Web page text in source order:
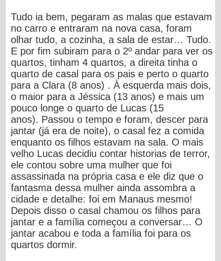
Tudo ia bem, pegaram as malas que estavam
no carro e entraram na nova casa, foram
olhar tudo, a cozinha, a sala de estar… Tudo.
E por fim subiram para o 2º andar para ver os
quartos, tinham 4 quartos, a direita tinha o
quarto de casal para os pais e perto o quarto
para a Clara (8 anos) . À esquerda mais dois,
o maior para a Jéssica (13 anos) e mais um
pouco longe o quarto de Lucas (15
anos). Passou o tempo e foram, descer para
jantar (já era de noite), o casal fez a comida
enquanto os filhos estavam na sala. O mais
velho Lucas decidiu contar historias de terror,
ele contou sobre uma mulher que foi
assassinada na própria casa e ele diz que o
fantasma dessa mulher ainda assombra a
cidade e detalhe: foi em Manaus mesmo!
Depois disso o casal chamou os filhos para
jantar e a família começou a conversar… O
jantar acabou e toda a família foi para os
quartos dormir.